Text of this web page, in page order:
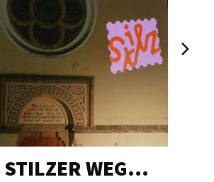
STILZER WEG…